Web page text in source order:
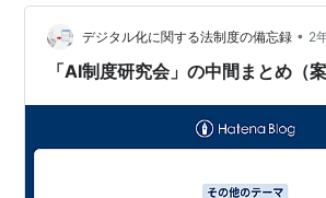
ますと、以下のような感じです。 （新
備） 第４の柱は、「新時代のインフラ
（グリーン・トランスフォーメーション
デジタル化に関する法制度の備忘録 • 2
「AI制度研究会」の中間まとめ（